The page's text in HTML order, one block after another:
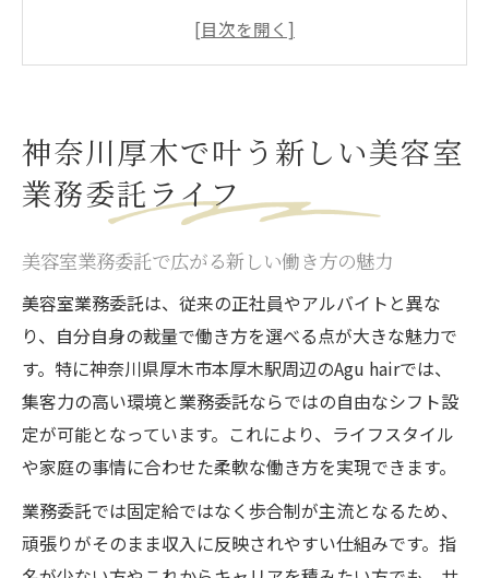
厚木エリアの美容室で実感できる自由な職
美容室業務委託が支持される理由を徹底解
説
新時代の美容室で自分らしいキャリアを築
く方法
自由と高収入が両立する美容室の働き方探求
美容室業務委託で叶う自由な働き方の真髄
高収入を目指すなら美容室業務委託がおす
すめ
自由シフト制の美容室で生活リズムを最適
化
美容室業務委託で安定収入を実現するポイ
ント
神奈川厚木で叶う新しい美容室
業務委託ライフ
美容室業務委託で広がる新しい働き方の魅力
美容室業務委託は、従来の正社員やアルバイトと異な
り、自分自身の裁量で働き方を選べる点が大きな魅力で
す。特に神奈川県厚木市本厚木駅周辺のAgu hairでは、
集客力の高い環境と業務委託ならではの自由なシフト設
定が可能となっています。これにより、ライフスタイル
や家庭の事情に合わせた柔軟な働き方を実現できます。
業務委託では固定給ではなく歩合制が主流となるため、
頑張りがそのまま収入に反映されやすい仕組みです。指